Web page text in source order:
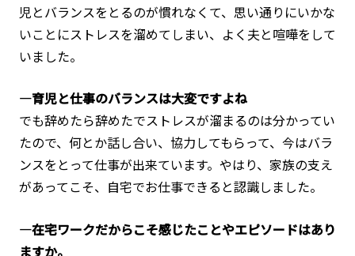
児とバランスをとるのが慣れなくて、思い通りにいかな
いことにストレスを溜めてしまい、よく夫と喧嘩をして
いました。
―育児と仕事のバランスは大変ですよね
でも辞めたら辞めたでストレスが溜まるのは分かってい
たので、何とか話し合い、協力してもらって、今はバラ
ンスをとって仕事が出来ています。やはり、家族の支え
があってこそ、自宅でお仕事できると認識しました。
―在宅ワークだからこそ感じたことやエピソードはあり
ますか。